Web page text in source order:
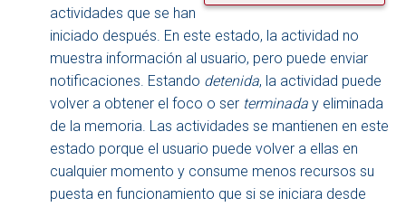
actividades que se han
iniciado después. En este estado, la actividad no
muestra información al usuario, pero puede enviar
notificaciones. Estando detenida, la actividad puede
volver a obtener el foco o ser terminada y eliminada
de la memoria. Las actividades se mantienen en este
estado porque el usuario puede volver a ellas en
cualquier momento y consume menos recursos su
puesta en funcionamiento que si se iniciara desde